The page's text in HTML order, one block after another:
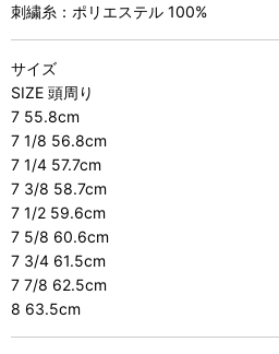
刺繍糸：ポリエステル 100%
サイズ
SIZE 頭周り
7 55.8cm
7 1/8 56.8cm
7 1/4 57.7cm
7 3/8 58.7cm
7 1/2 59.6cm
7 5/8 60.6cm
7 3/4 61.5cm
7 7/8 62.5cm
8 63.5cm